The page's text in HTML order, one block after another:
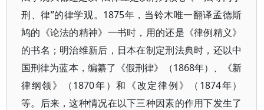
刑、律”的律学观。1875年，当铃木唯一翻译孟德斯
鸠的《论法的精神》一书时，用的还是《律例精义》
的书名；明治维新后，日本在制定刑法典时，还以中
国刑律为蓝本，编纂了《假刑律》（1868年）、《新
律纲领》（1870年）和《改定律例》（1874年）
等。后来，这种情况在以下三种因素的作用下发生了